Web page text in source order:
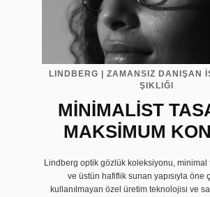
LINDBERG | ZAMANSIZ DANIŞAN
ŞIKLIĞI
MİNİMALİST
MAKSİMUM
Lindberg optik gözlük koleksiyonu, minimal
ve üstün hafiflik sunan yapısıyla öne
kullanılmayan özel üretim teknolojisi ve